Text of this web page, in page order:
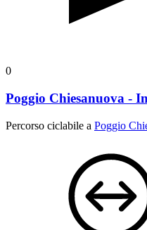
0
Poggio Chiesanuova -
Percorso ciclabile a Poggio